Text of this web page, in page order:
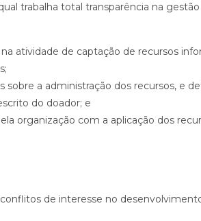
trabalha total transparência na
atividade de captação de recursos
a administração dos recursos, e
do doador; e
organização com a aplicação dos
de interesse no